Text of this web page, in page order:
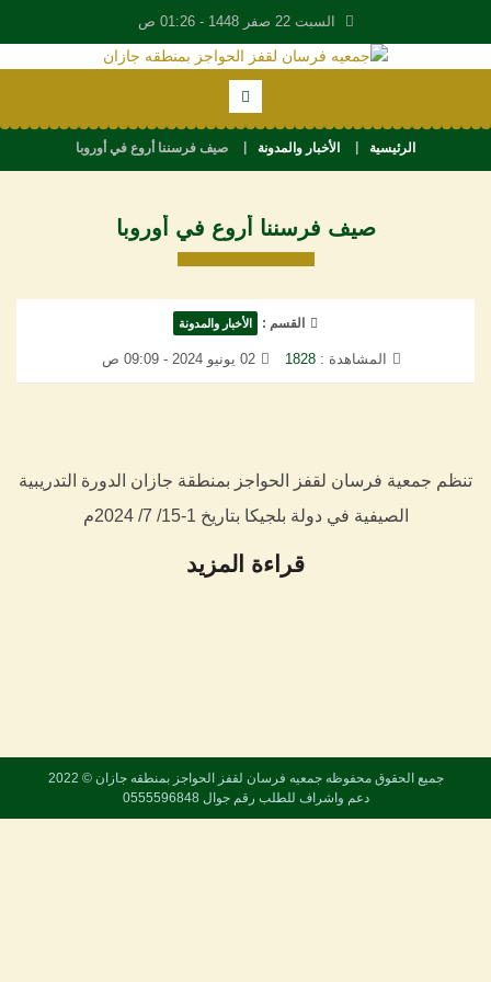
السبت 22 صفر 1448 - 01:26 ص
الرئيسية الأخبار والمدونة صيف فرسننا أروع في أوروبا
صيف فرسننا أروع في أوروبا
القسم : الأخبار والمدونة
المشاهدة :1828 02 يونيو 2024 - 09:09 ص
تنظم جمعية فرسان لقفز الحواجز بمنطقة جازان الدورة التدريبية
الصيفية في دولة بلجيكا بتاريخ 1-15/ 7/ 2024م
قراءة المزيد
جميع الحقوق محفوظهجمعيه فرسان لقفز الحواجز بمنطقه جازان © 2022
دعم واشراف للطلب رقم جوال 0555596848